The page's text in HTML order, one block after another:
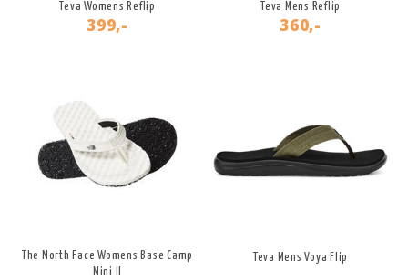
Teva Womens Reflip
399,-
Teva Mens Reflip
360,-
The North Face Womens Base Camp
Mini II
Teva Mens Voya Flip